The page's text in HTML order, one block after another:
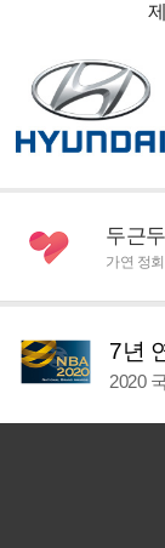
두근
가연 정
7년
2020